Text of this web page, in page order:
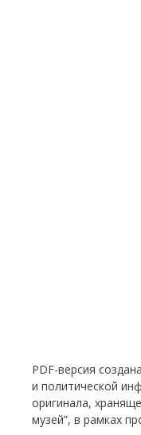
PDF-версия
и политической
оригинала,
музей”, в рамках